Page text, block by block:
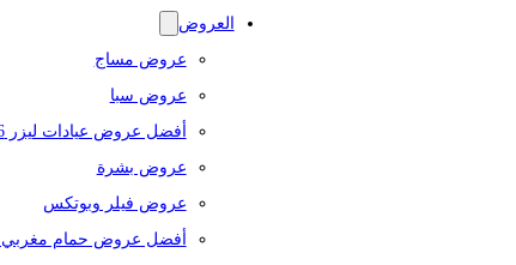
العروض
عروض مساج
عروض سبا
أفضل عروض عيادات ليزر 2026
عروض بشرة
عروض فيلر وبوتكس
أفضل عروض حمام مغربي